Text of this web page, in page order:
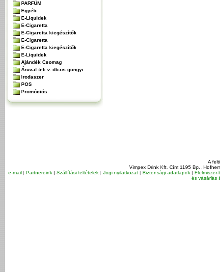
PARFÜM
Egyéb
E-Liquidek
E-Cigaretta
E-Cigaretta kiegészítők
E-Cigaretta
E-Cigaretta kiegészítők
E-Liquidek
Ajándék Csomag
Áruval teli v. db-os göngyi
Irodaszer
POS
Promóciós
A
Vimpex Drink Kft. Cím:1195 Bp.,
e-mail| Partnereink| Szállítási feltételek| Jogi nyilatkozat| Biztonsági adatlapok|
és vásárlás